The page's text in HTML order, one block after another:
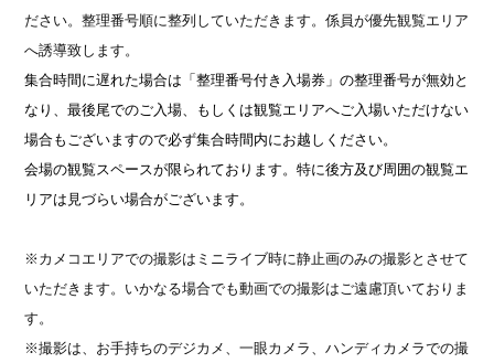
ださい。整理番号順に整列していただきます。係員が優先観覧エリア
へ誘導致します。
集合時間に遅れた場合は「整理番号付き入場券」の整理番号が無効と
なり、最後尾でのご入場、もしくは観覧エリアへご入場いただけない
場合もございますので必ず集合時間内にお越しください。
会場の観覧スペースが限られております。特に後方及び周囲の観覧エ
リアは見づらい場合がございます。
※カメコエリアでの撮影はミニライブ時に静止画のみの撮影とさせて
いただきます。いかなる場合でも動画での撮影はご遠慮頂いておりま
す。
※撮影は、お手持ちのデジカメ、一眼カメラ、ハンディカメラでの撮